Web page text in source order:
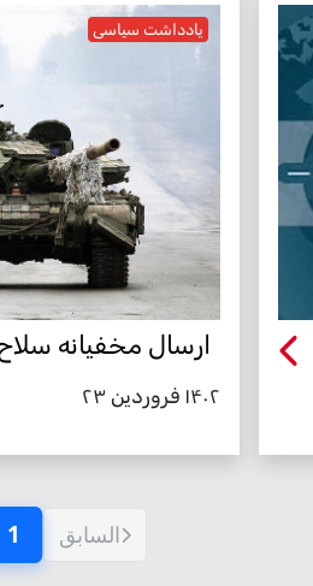
یادداشت سیاسی
ارسال مخفیانه
۱۴۰۲ فروردین ۲۳
السابق 1